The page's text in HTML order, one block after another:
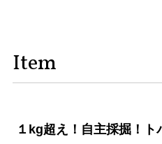
Item
１kg超え！自主採掘！